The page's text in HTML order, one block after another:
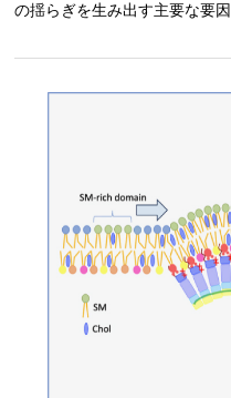
の揺らぎを生み出す主要な要